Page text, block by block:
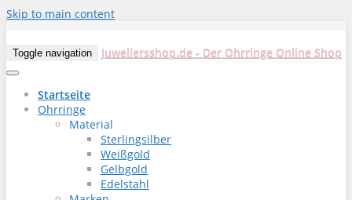
Skip to main content
Toggle navigation Juweliersshop.de - Der Ohrringe Online Shop
Startseite
Ohrringe
Material
Sterlingsilber
Weißgold
Gelbgold
Edelstahl